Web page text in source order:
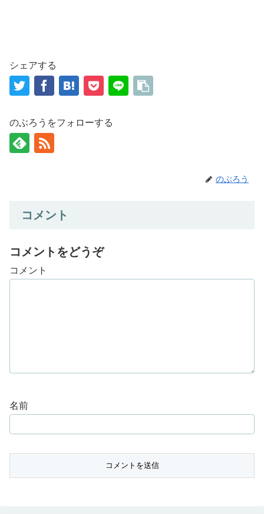
シェアする
のぶろうをフォローする
のぶろう
コメント
コメントをどうぞ
コメント
名前